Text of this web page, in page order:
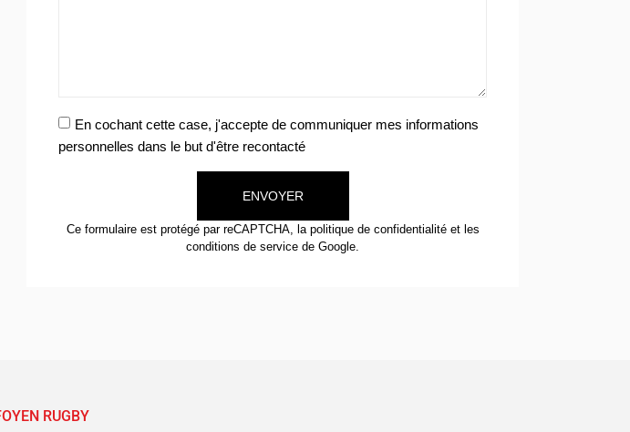
En cochant cette case, j'accepte de communiquer mes informations
personnelles dans le but d'être recontacté
ENVOYER
Ce formulaire est protégé par reCAPTCHA, la politique de confidentialitéet les
conditions de service de Google.
RUGBY